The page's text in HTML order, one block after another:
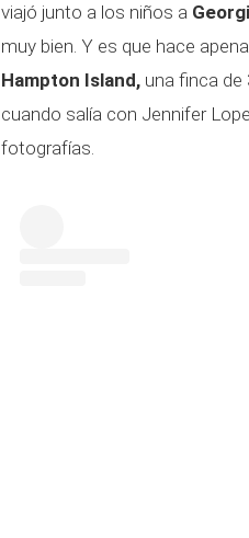
viajó junto a los niños a
muy bien. Y es que hace
Hampton Island, una finca
cuando salía con Jennifer
fotografías.